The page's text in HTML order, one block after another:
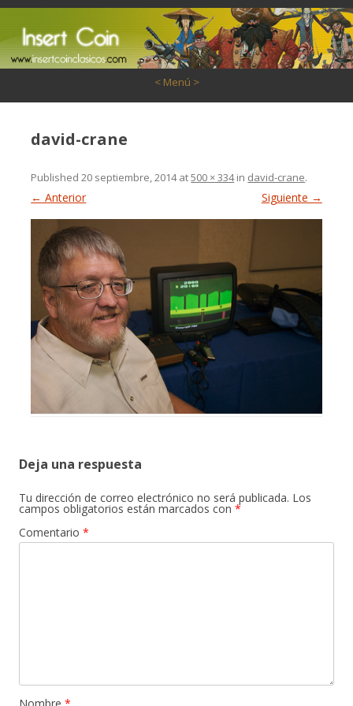
< Menú >
david-crane
Published20 septiembre, 2014at500 × 334in david-crane.
← Anterior Siguiente →
Deja una respuesta
Tu dirección de correo electrónico no será publicada. Los
campos obligatorios están marcados con *
Comentario *
Nombre *